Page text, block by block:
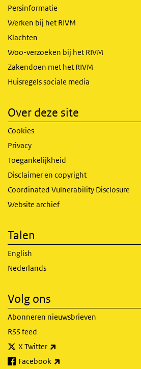
Persinformatie
Werken bij het RIVM
Klachten
Woo-verzoeken bij het RIVM
Zakendoen met het RIVM
Huisregels sociale media
Over deze site
Cookies
Privacy
Toegankelijkheid
Disclaimer en copyright
Coordinated Vulnerability Disclosure
Website archief
Talen
English
Nederlands
Volg ons
Abonneren nieuwsbrieven
RSS feed
X Twitter
Facebook